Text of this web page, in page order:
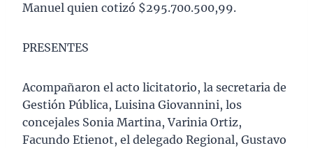
Manuel quien cotizó $295.700.500,99.
PRESENTES
Acompañaron el acto licitatorio, la secretaria de
Gestión Pública, Luisina Giovannini, los
concejales Sonia Martina, Varinia Ortiz,
Facundo Etienot, el delegado Regional, Gustavo